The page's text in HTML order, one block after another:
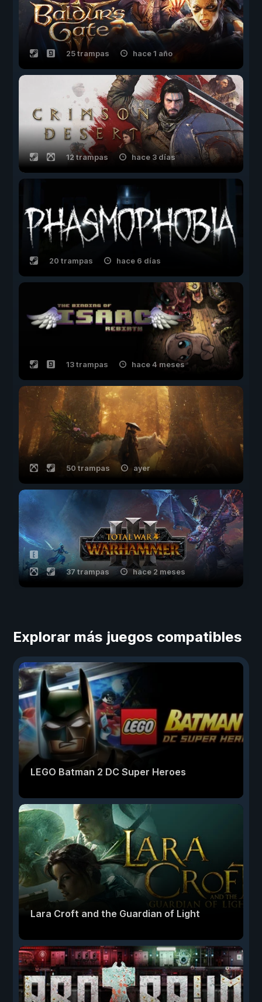
25 trampas hace 1 año
12 trampas hace 3 días
20 trampas hace 6 días
13 trampas hace 4 meses
50 trampas ayer
37 trampas hace 2 meses
Explorar más juegos compatibles
LEGO Batman 2 DC Super Heroes
Lara Croft and the Guardian of Light